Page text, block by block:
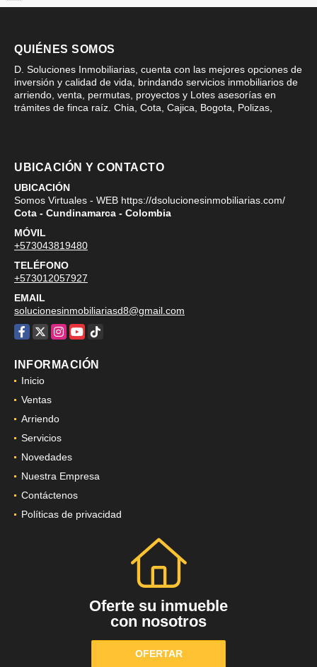
QUIÉNES SOMOS
D. Soluciones Inmobiliarias, cuenta con las mejores opciones de
inversión y calidad de vida, brindando servicios inmobiliarios de
arriendo, venta, permutas, proyectos y Lotes asesorías en
trámites de finca raíz. Chia, Cota, Cajica, Bogota, Polizas,
UBICACIÓN Y CONTACTO
UBICACIÓN
Somos Virtuales - WEB https://dsolucionesinmobiliarias.com/
Cota - Cundinamarca - Colombia
MÓVIL
+573043819480
TELÉFONO
+573012057927
EMAIL
solucionesinmobiliariasd8@gmail.com
Facebook
X Instagram
YouTube
TikTok
INFORMACIÓN
Inicio
Ventas
Arriendo
Servicios
Novedades
Nuestra Empresa
Contáctenos
Políticas de privacidad
Oferte su inmueble
con nosotros
OFERTAR